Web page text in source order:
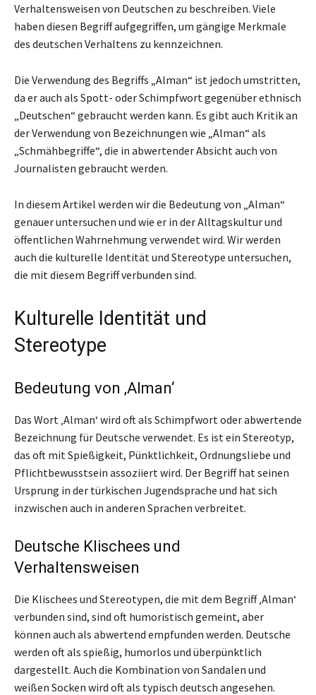
Verhaltensweisen von Deutschen zu beschreiben. Viele
haben diesen Begriff aufgegriffen, um gängige Merkmale
des deutschen Verhaltens zu kennzeichnen.
Die Verwendung des Begriffs „Alman“ ist jedoch umstritten,
da er auch als Spott- oder Schimpfwort gegenüber ethnisch
„Deutschen“ gebraucht werden kann. Es gibt auch Kritik an
der Verwendung von Bezeichnungen wie „Alman“ als
„Schmähbegriffe“, die in abwertender Absicht auch von
Journalisten gebraucht werden.
In diesem Artikel werden wir die Bedeutung von „Alman“
genauer untersuchen und wie er in der Alltagskultur und
öffentlichen Wahrnehmung verwendet wird. Wir werden
auch die kulturelle Identität und Stereotype untersuchen,
die mit diesem Begriff verbunden sind.
Kulturelle Identität und
Stereotype
Bedeutung von ‚Alman‘
Das Wort ‚Alman‘ wird oft als Schimpfwort oder abwertende
Bezeichnung für Deutsche verwendet. Es ist ein Stereotyp,
das oft mit Spießigkeit, Pünktlichkeit, Ordnungsliebe und
Pflichtbewusstsein assoziiert wird. Der Begriff hat seinen
Ursprung in der türkischen Jugendsprache und hat sich
inzwischen auch in anderen Sprachen verbreitet.
Deutsche Klischees und
Verhaltensweisen
Die Klischees und Stereotypen, die mit dem Begriff ‚Alman‘
verbunden sind, sind oft humoristisch gemeint, aber
können auch als abwertend empfunden werden. Deutsche
werden oft als spießig, humorlos und überpünktlich
dargestellt. Auch die Kombination von Sandalen und
weißen Socken wird oft als typisch deutsch angesehen.